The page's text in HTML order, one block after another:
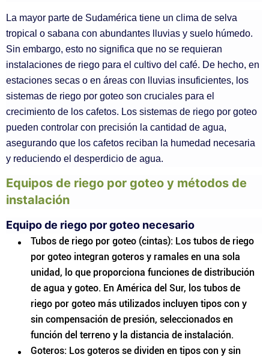
La mayor parte de Sudamérica tiene un clima de selva
tropical o sabana con abundantes lluvias y suelo húmedo.
Sin embargo, esto no significa que no se requieran
instalaciones de riego para el cultivo del café. De hecho, en
estaciones secas o en áreas con lluvias insuficientes, los
sistemas de riego por goteo son cruciales para el
crecimiento de los cafetos. Los sistemas de riego por goteo
pueden controlar con precisión la cantidad de agua,
asegurando que los cafetos reciban la humedad necesaria
y reduciendo el desperdicio de agua.
Equipos de riego por goteo y métodos de
instalación
Equipo de riego por goteo necesario
Tubos de riego por goteo (cintas): Los tubos de riego
por goteo integran goteros y ramales en una sola
unidad, lo que proporciona funciones de distribución
de agua y goteo. En América del Sur, los tubos de
riego por goteo más utilizados incluyen tipos con y
sin compensación de presión, seleccionados en
función del terreno y la distancia de instalación.
Goteros: Los goteros se dividen en tipos con y sin